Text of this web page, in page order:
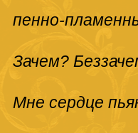
пенно-
Зачем?
Мне сердце